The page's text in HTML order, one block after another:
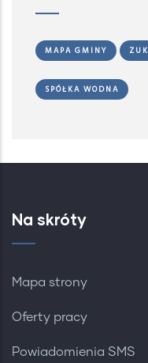
MAPA GMINY ZUK
SPÓŁKA WODNA
Na skróty
Mapa strony
Oferty pracy
Powiadomienia SMS